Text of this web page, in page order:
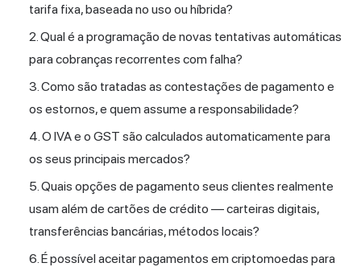
tarifa fixa, baseada no uso ou híbrida?
Qual é a programação de novas tentativas automáticas
para cobranças recorrentes com falha?
Como são tratadas as contestações de pagamento e
os estornos, e quem assume a responsabilidade?
O IVA e o GST são calculados automaticamente para
os seus principais mercados?
Quais opções de pagamento seus clientes realmente
usam além de cartões de crédito — carteiras digitais,
transferências bancárias, métodos locais?
É possível aceitar pagamentos em criptomoedas para